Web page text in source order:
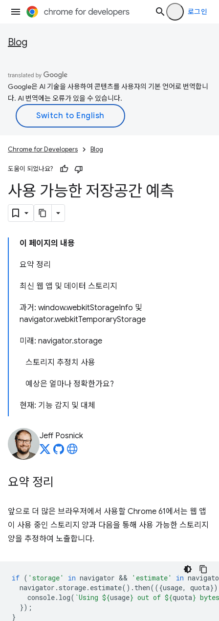
로그인
Blog
Google은 AI 기술을 사용하여 콘텐츠를 사용자의 기본 언어로 번역합니
다. AI 번역에는 오류가 있을 수 있습니다.
Chrome for Developers Blog
도움이 되었나요?
사용 가능한 저장공간 예측
이 페이지의 내용
요약 정리
최신 웹 앱 및 데이터 스토리지
과거: window.webkitStorageInfo 및
navigator.webkitTemporaryStorage
미래: navigator.storage
스토리지 추정치 사용
예상은 얼마나 정확한가요?
현재: 기능 감지 및 대체
Jeff Posnick
요약 정리
앞으로 더 많은 브라우저에서 사용할 Chrome 61에서는 웹 앱
이 사용 중인 스토리지 양과 다음을 통해 사용 가능한 스토리지
양을 추정하여 노출합니다.
if ( 'storage' in navigator && 'estimate' in
navigator . storage. estimate(). then(({usage, quota})
console. log( `Using ${usage} out of ${quota}
});
}